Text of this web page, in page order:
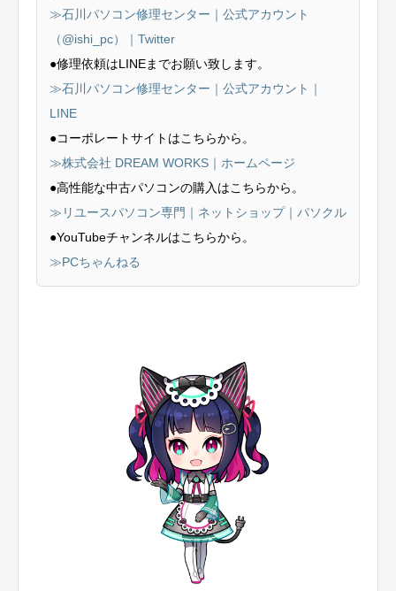
≫石川パソコン修理センター｜公式アカウント
（@ishi_pc）｜Twitter
●修理依頼はLINEまでお願い致します。
≫石川パソコン修理センター｜公式アカウント｜
LINE
●コーポレートサイトはこちらから。
≫株式会社 DREAM WORKS｜ホームページ
●高性能な中古パソコンの購入はこちらから。
≫リユースパソコン専門｜ネットショップ｜パソクル
●YouTubeチャンネルはこちらから。
≫PCちゃんねる